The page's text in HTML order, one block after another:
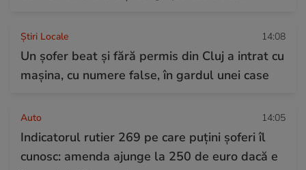
Știri Locale 14:08
Un șofer beat și fără permis din Cluj a intrat cu
mașina, cu numere false, în gardul unei case
Auto 14:05
Indicatorul rutier 269 pe care puțini șoferi îl
cunosc: amenda ajunge la 250 de euro dacă e